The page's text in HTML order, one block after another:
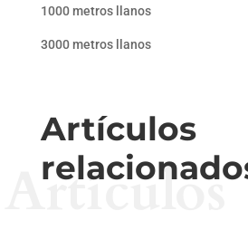
1000 metros llanos
3000 metros llanos
Artículos
Artículos